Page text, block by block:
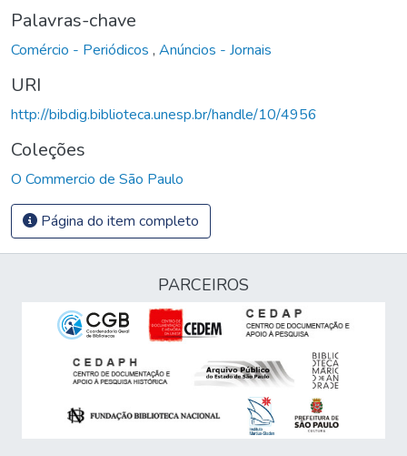
Palavras-chave
Comércio - Periódicos , Anúncios - Jornais
URI
http://bibdig.biblioteca.unesp.br/handle/10/4956
Coleções
O Commercio de São Paulo
Página do item completo
PARCEIROS